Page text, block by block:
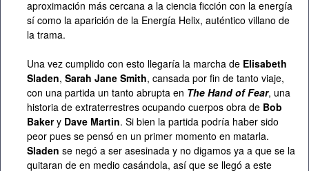
aproximación más cercana a la ciencia ficción con la energía
sí como la aparición de la Energía Helix, auténtico villano de
la trama.
Una vez cumplido con esto llegaría la marcha de Elisabeth
Sladen, Sarah Jane Smith, cansada por fin de tanto viaje,
con una partida un tanto abrupta en The Hand of Fear, una
historia de extraterrestres ocupando cuerpos obra de Bob
Bakery Dave Martin. Si bien la partida podría haber sido
peor pues se pensó en un primer momento en matarla.
Sladen se negó a ser asesinada y no digamos ya a que se la
quitaran de en medio casándola, así que se llegó a este